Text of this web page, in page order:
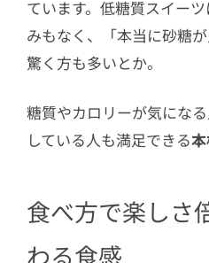
ています。低糖質スイー
みもなく、「本当に砂糖
驚く方も多いとか。
糖質やカロリーが気にな
している人も満足できる
食べ方で楽しさ
わる食感